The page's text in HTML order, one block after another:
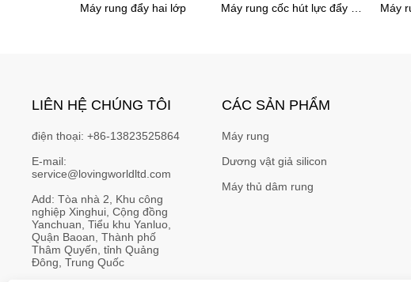
Máy rung đẩy hai lớp
LIÊN HỆ CHÚNG TÔI
điện thoại: +86-13823525864
E-mail:
service@lovingworldltd.com
Add: Tòa nhà 2, Khu công
nghiệp Xinghui, Cộng đồng
Yanchuan, Tiểu khu Yanluo,
Quận Baoan, Thành phố
Thâm Quyến, tỉnh Quảng
Đông, Trung Quốc
CÁC SẢN PHẨM
Máy rung
Dương vật giả silicon
Máy thủ dâm rung